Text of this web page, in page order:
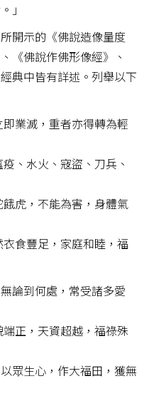
」
開示的《佛說造像量度
《佛說作佛形像經》、
典中皆有詳述。列舉以下
業滅，重者亦得轉為輕
、水火、寇盜、刀兵、
虎，不能為害，身體氣
食豐足，家庭和睦，福
論到何處，常受諸多愛
正，天資超越，福祿殊
眾生心，作大福田，獲無